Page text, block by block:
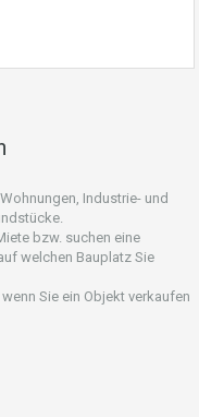
Industrie- und
bzw. suchen eine
welchen Bauplatz Sie
Sie ein Objekt verkaufen